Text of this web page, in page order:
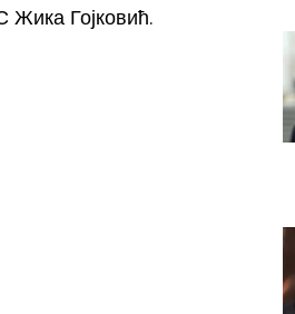
Жика Гојковић.